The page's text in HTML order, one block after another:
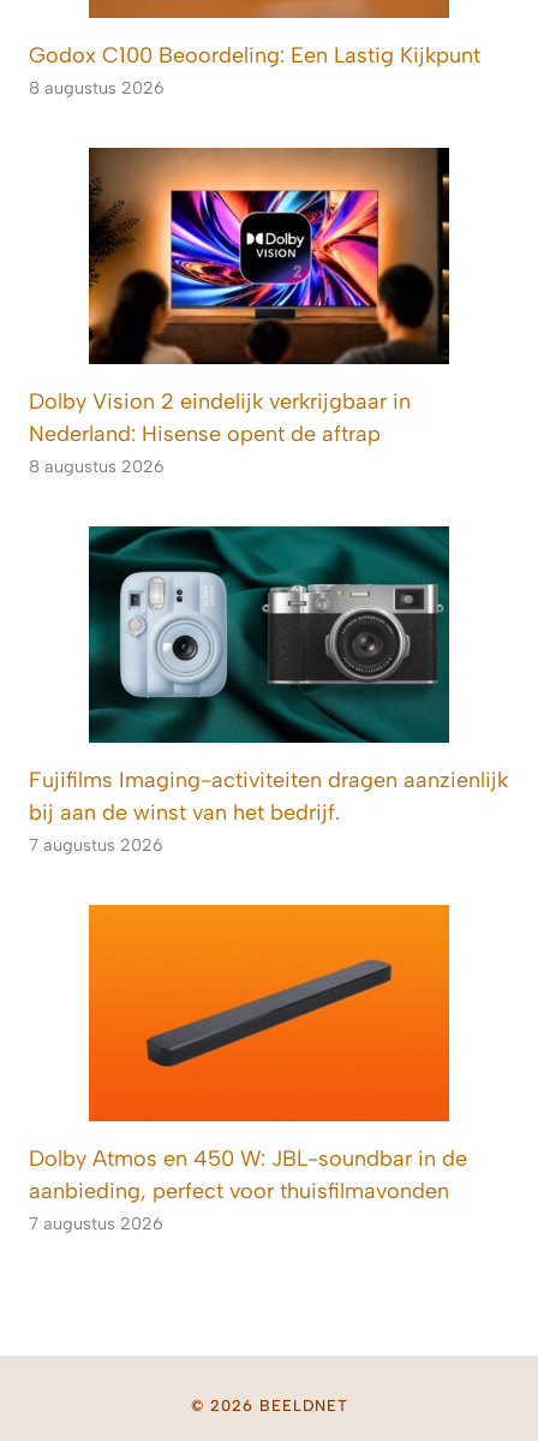
Godox C100 Beoordeling: Een Lastig Kijkpunt
8 augustus 2026
Dolby Vision 2 eindelijk verkrijgbaar in
Nederland: Hisense opent de aftrap
8 augustus 2026
Fujifilms Imaging-activiteiten dragen aanzienlijk
bij aan de winst van het bedrijf.
7 augustus 2026
Dolby Atmos en 450 W: JBL-soundbar in de
aanbieding, perfect voor thuisfilmavonden
7 augustus 2026
© 2026 BEELDNET